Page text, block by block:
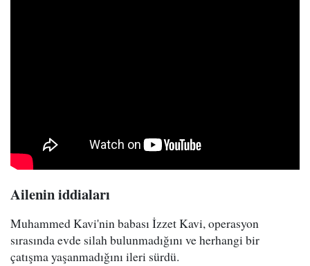
Ailenin iddiaları
Muhammed Kavi'nin babası İzzet Kavi, operasyon
sırasında evde silah bulunmadığını ve herhangi bir
çatışma yaşanmadığını ileri sürdü.